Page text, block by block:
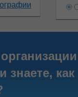
знаете, как